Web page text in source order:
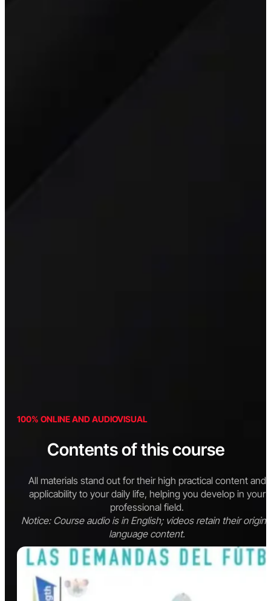
100% ONLINE AND AUDIOVISUAL
Contents of this course
All materials stand out for their high practical content and
applicability to your daily life, helping you develop in your
professional field.
Notice: Course audio is in English; videos retain their
language content.